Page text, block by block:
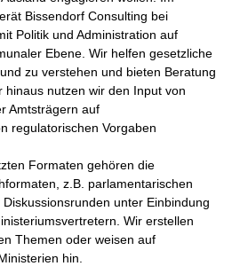
Bissendorf Consulting bei
Politik und Administration auf
Ebene. Wir helfen gesetzliche
zu verstehen und bieten Beratung
hinaus nutzen wir den Input von
Amtsträgern auf
regulatorischen Vorgaben
Formaten gehören die
z.B. parlamentarischen
unter Einbindung
Wir erstellen
Themen oder weisen auf
hin.